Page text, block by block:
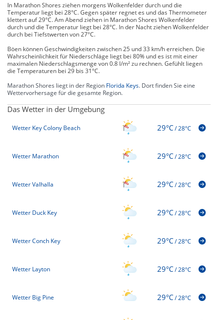
In Marathon Shores ziehen morgens Wolkenfelder durch und die
Temperatur liegt bei 28°C. Gegen später regnet es und das Thermometer
klettert auf 29°C. Am Abend ziehen in Marathon Shores Wolkenfelder
durch und die Temperatur liegt bei 28°C. In der Nacht ziehen Wolkenfelder
durch bei Tiefstwerten von 27°C.
Böen können Geschwindigkeiten zwischen 25 und 33 km/h erreichen. Die
Wahrscheinlichkeit für Niederschläge liegt bei 80% und es ist mit einer
maximalen Niederschlagsmenge von 0.8 l/m² zu rechnen. Gefühlt liegen
die Temperaturen bei 29 bis 31°C.
Marathon Shores liegt in der Region Florida Keys. Dort finden Sie eine
Wettervorhersage für die gesamte Region.
Das Wetter in der Umgebung
Wetter Key Colony Beach 29°C/28°C
Wetter Marathon 29°C/28°C
Wetter Valhalla 29°C/28°C
Wetter Duck Key 29°C/28°C
Wetter Conch Key 29°C/28°C
Wetter Layton 29°C/28°C
Wetter Big Pine 29°C/28°C